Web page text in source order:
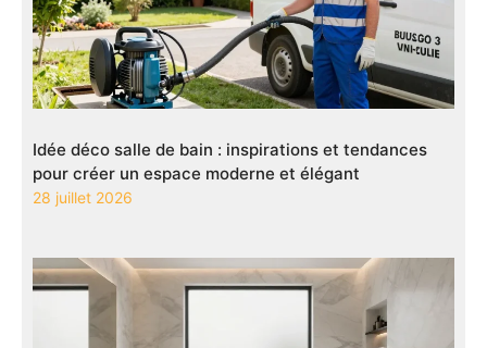
Idée déco salle de bain : inspirations et tendances
pour créer un espace moderne et élégant
28 juillet 2026